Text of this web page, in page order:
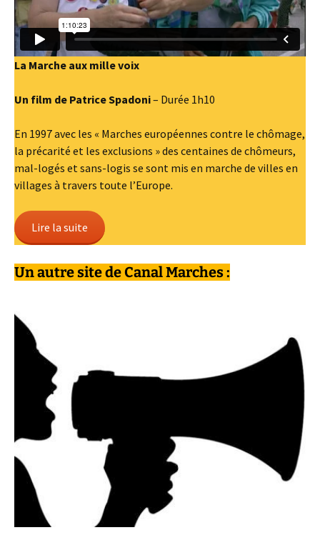
La Marche aux mille voix
Un film de Patrice Spadoni– Durée 1h10
En 1997 avec les « Marches européennes contre le chômage,
la précarité et les exclusions » des centaines de chômeurs,
mal-logés et sans-logis se sont mis en marche de villes en
villages à travers toute l’Europe.
Lire la suite
Un autre site de Canal Marches :